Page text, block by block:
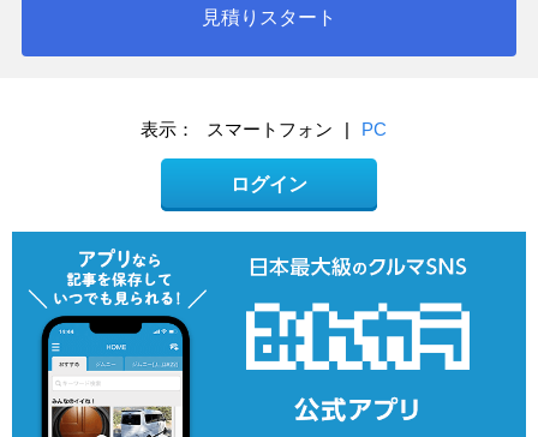
見積りスタート
表示： スマートフォン | PC
ログイン